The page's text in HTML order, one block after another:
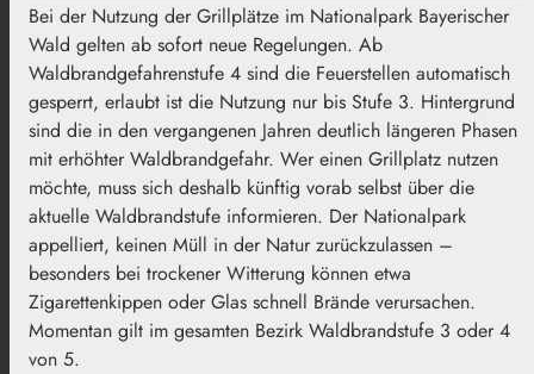
Bei der Nutzung der Grillplätze im Nationalpark Bayerischer
Wald gelten ab sofort neue Regelungen. Ab
Waldbrandgefahrenstufe 4 sind die Feuerstellen automatisch
gesperrt, erlaubt ist die Nutzung nur bis Stufe 3. Hintergrund
sind die in den vergangenen Jahren deutlich längeren Phasen
mit erhöhter Waldbrandgefahr. Wer einen Grillplatz nutzen
möchte, muss sich deshalb künftig vorab selbst über die
aktuelle Waldbrandstufe informieren. Der Nationalpark
appelliert, keinen Müll in der Natur zurückzulassen –
besonders bei trockener Witterung können etwa
Zigarettenkippen oder Glas schnell Brände verursachen.
Momentan gilt im gesamten Bezirk Waldbrandstufe 3 oder 4
von 5.